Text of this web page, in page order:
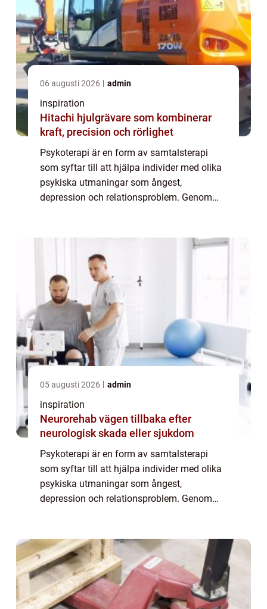
06 augusti 2026 admin
inspiration
Hitachi hjulgrävare som kombinerar
kraft, precision och rörlighet
Psykoterapi är en form av samtalsterapi
som syftar till att hjälpa individer med olika
psykiska utmaningar som ångest,
depression och relationsproblem. Genom
05 augusti 2026 admin
inspiration
Neurorehab vägen tillbaka efter
neurologisk skada eller sjukdom
Psykoterapi är en form av samtalsterapi
som syftar till att hjälpa individer med olika
psykiska utmaningar som ångest,
depression och relationsproblem. Genom